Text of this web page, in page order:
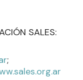
SALES:
;